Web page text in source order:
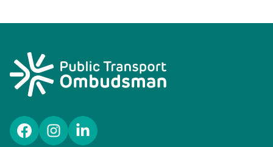
FacebookInstagramLinkedIn